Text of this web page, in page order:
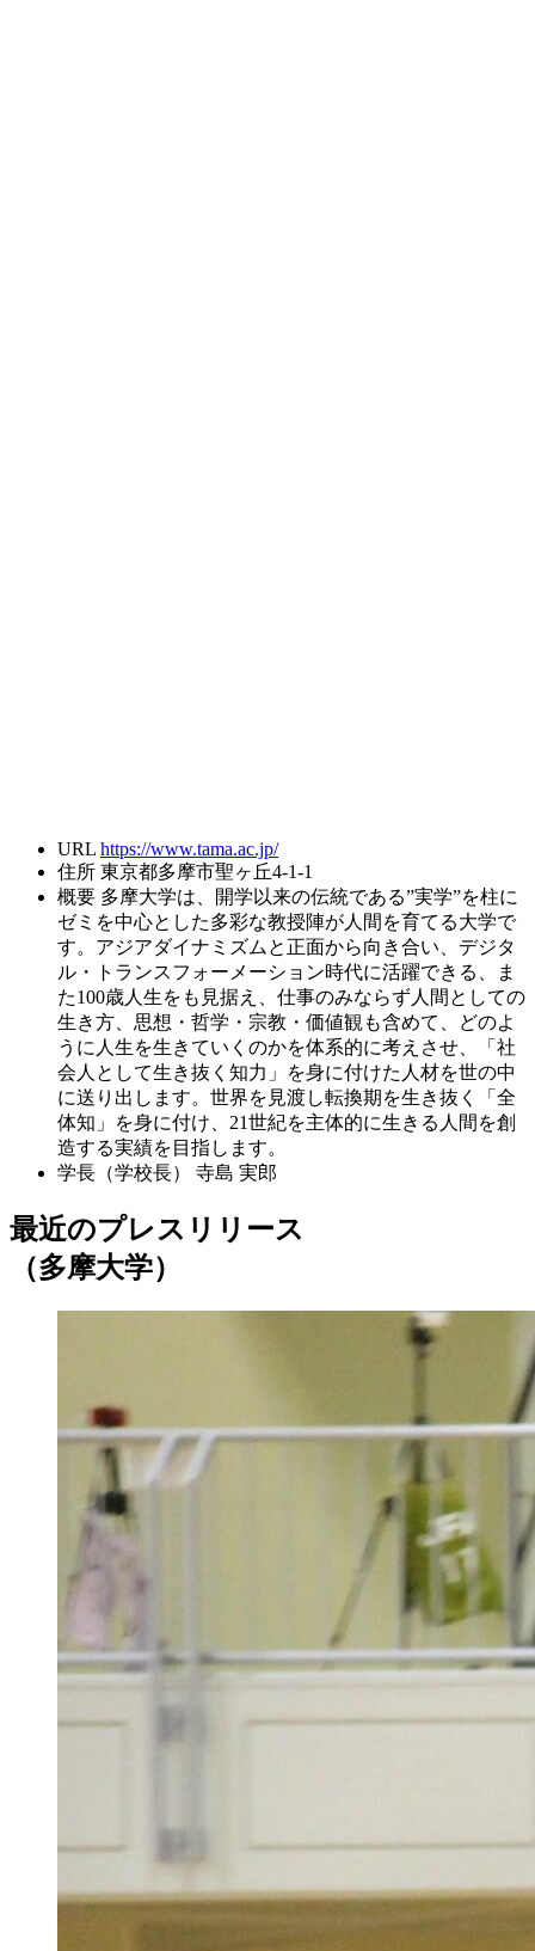
URL https://www.tama.ac.jp/
住所 東京都多摩市聖ヶ丘4-1-1
概要 多摩大学は、開学以来の伝統である”実学”を柱に
ゼミを中心とした多彩な教授陣が人間を育てる大学で
す。アジアダイナミズムと正面から向き合い、デジタ
ル・トランスフォーメーション時代に活躍できる、ま
た100歳人生をも見据え、仕事のみならず人間としての
生き方、思想・哲学・宗教・価値観も含めて、どのよ
うに人生を生きていくのかを体系的に考えさせ、「社
会人として生き抜く知力」を身に付けた人材を世の中
に送り出します。世界を見渡し転換期を生き抜く「全
体知」を身に付け、21世紀を主体的に生きる人間を創
造する実績を目指します。
学長（学校長）
寺島 実郎
最近のプレスリリース
（多摩大学）